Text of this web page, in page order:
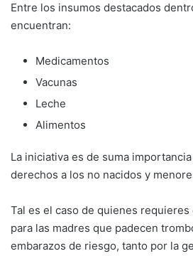
Entre los insumos destacados
encuentran:
Medicamentos
Vacunas
Leche
Alimentos
La iniciativa es de suma
derechos a los no nacidos y
Tal es el caso de quienes
para las madres que padecen
embarazos de riesgo, tanto por la